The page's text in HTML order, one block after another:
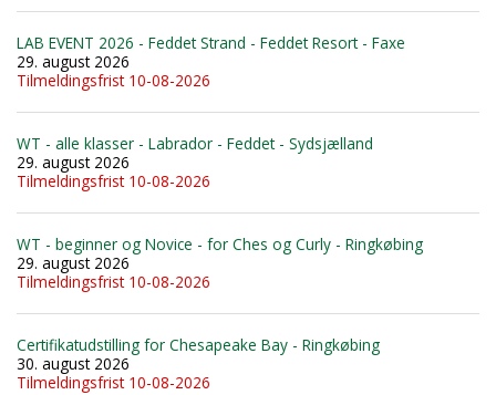
LAB EVENT 2026 - Feddet Strand - Feddet Resort - Faxe
29. august 2026
Tilmeldingsfrist 10-08-2026
WT - alle klasser - Labrador - Feddet - Sydsjælland
29. august 2026
Tilmeldingsfrist 10-08-2026
WT - beginner og Novice - for Ches og Curly - Ringkøbing
29. august 2026
Tilmeldingsfrist 10-08-2026
Certifikatudstilling for Chesapeake Bay - Ringkøbing
30. august 2026
Tilmeldingsfrist 10-08-2026